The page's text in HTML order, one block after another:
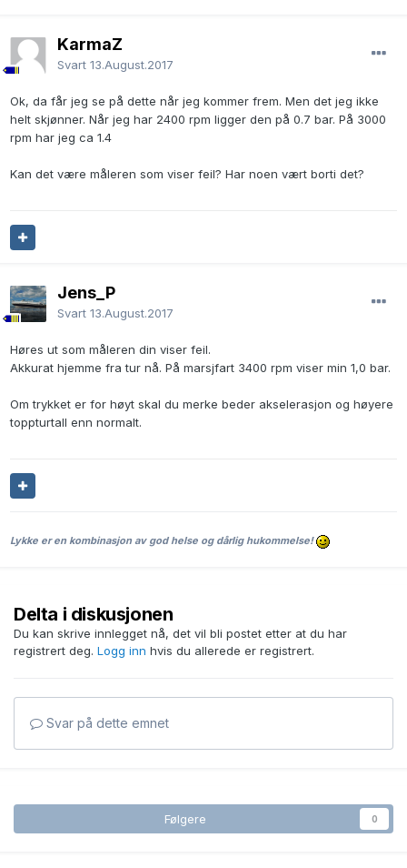
KarmaZ
Svart 13.August.2017
Ok, da får jeg se på dette når jeg kommer frem. Men det jeg ikke
helt skjønner. Når jeg har 2400 rpm ligger den på 0.7 bar. På 3000
rpm har jeg ca 1.4
Kan det være måleren som viser feil? Har noen vært borti det?
Jens_P
Svart 13.August.2017
Høres ut som måleren din viser feil.
Akkurat hjemme fra tur nå. På marsjfart 3400 rpm viser min 1,0 bar.
Om trykket er for høyt skal du merke beder akselerasjon og høyere
toppturtall enn normalt.
Lykke er en kombinasjon av god helse og dårlig hukommelse!
Delta i diskusjonen
Du kan skrive innlegget nå, det vil bli postet etter at du har
registrert deg. Logg inn hvis du allerede er registrert.
Svar på dette emnet
Følgere 0